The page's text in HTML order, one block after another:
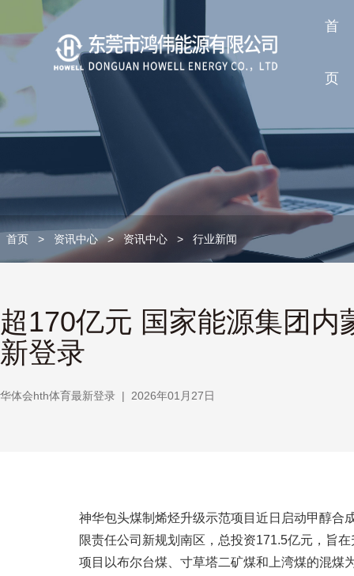
首
页
首页 > 资讯中心 > 资讯中心 > 行业新闻
超170亿元 国家能源集团
新登录
华体会hth体育最新登录 | 2026年01月27日
神华包头煤制烯烃升级示范项目近日启动甲醇合
限责任公司新规划南区，总投资171.5亿元，旨
项目以布尔台煤、寸草塔二矿煤和上湾煤的混煤